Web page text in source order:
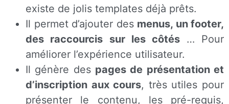
existe de jolis templates déjà prêts.
Il permet d’ajouter des menus, un footer,
des raccourcis sur les côtés … Pour
améliorer l’expérience utilisateur.
Il génère des pages de présentation et
d’inscription aux cours, très utiles pour
présenter le contenu, les pré-requis,